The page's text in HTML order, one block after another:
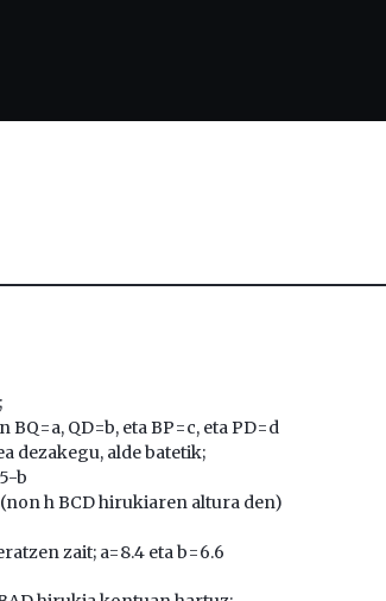
BQ=a, QD=b, eta BP=c, eta PD=d
dezakegu, alde batetik;
b
(non h BCD hirukiaren altura den)
zait; a=8.4 eta b=6.6